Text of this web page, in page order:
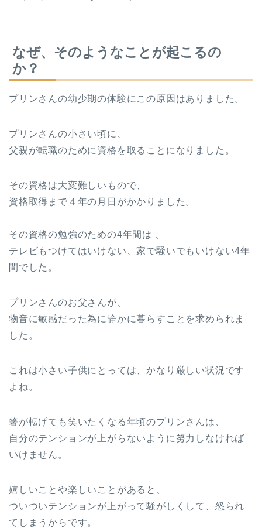
なぜ、そのようなことが起こるの
か？
プリンさんの幼少期の体験にこの原因はありました。
プリンさんの小さい頃に、
父親が転職のために資格を取ることになりました。
その資格は大変難しいもので、
資格取得まで４年の月日がかかりました。
その資格の勉強のための4年間は 、
テレビもつけてはいけない、家で騒いでもいけない4年
間でした。
プリンさんのお父さんが、
物音に敏感だった為に静かに暮らすことを求められま
した。
これは小さい子供にとっては、かなり厳しい状況です
よね。
箸が転げても笑いたくなる年頃のプリンさんは、
自分のテンションが上がらないように努力しなければ
いけません。
嬉しいことや楽しいことがあると、
ついついテンションが上がって騒がしくして、怒られ
てしまうからです。